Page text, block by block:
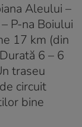
Aleului –
P-na Boiului
17 km (din
6 – 6
traseu
circuit
bine